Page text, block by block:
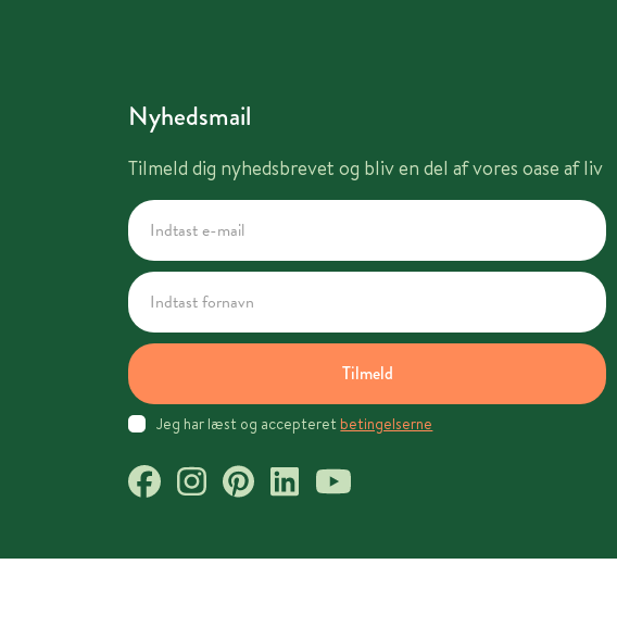
Nyhedsmail
Tilmeld dig nyhedsbrevet og bliv en del af vores oase af liv
Tilmeld
Jeg har læst og accepteret betingelserne